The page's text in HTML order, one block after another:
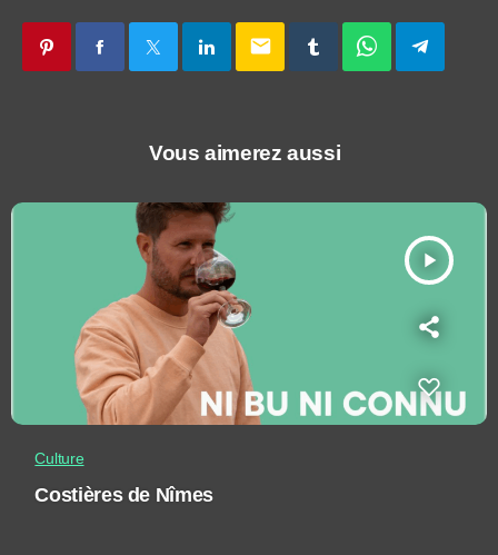
email
Vous aimerez aussi
play_arrow
Culture
Costières de Nîmes